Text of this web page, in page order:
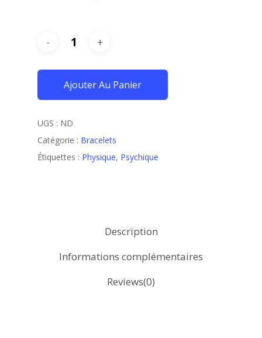
Ajouter Au Panier
UGS : ND
Catégorie : Bracelets
Étiquettes : Physique, Psychique
Description
Informations complémentaires
Reviews(0)